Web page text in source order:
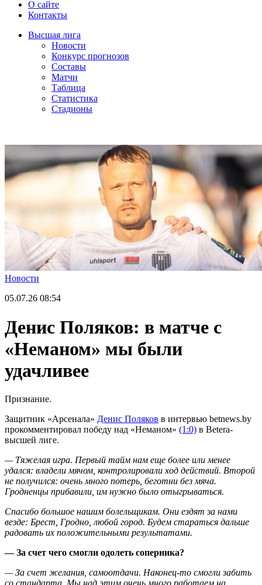
О сайте
Контакты
Высшая лига
Новости
Конкурс прогнозов
Составы
Матчи
Таблица
Статистика
Стадионы
Новости
05.07.26 08:54
Денис Поляков: в матче с
«Неманом» мы были
удачливее
Признание.
Защитник «Арсенала» Денис Поляков в интервью betnews.by
прокомментировал победу над «Неманом» (1:0) в Betera-
высшей лиге.
— Тяжелая игра. Первый тайм нам еще более или менее
удался: владели мячом, контролировали ход действий. Второй
не получился: очень много потерь, беготни без мяча.
Гродненцы прибавили, им нужно было отыгрываться.
Спасибо большое нашим болельщикам. Они ездят за нами
везде: Брест, Гродно, любой город. Будем стараться дальше
радовать их положительными результатами.
— За счет чего смогли одолеть соперника?
— За счет желания, самоотдачи. Наконец-то смогли забить